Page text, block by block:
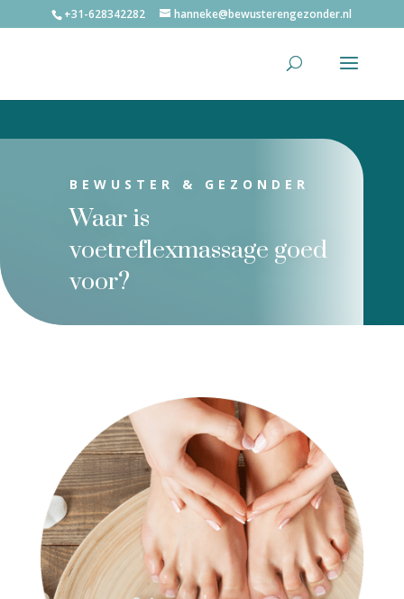
+31-628342282 hanneke@bewusterengezonder.nl
BEWUSTER & GEZONDER
Waar is
voetreflexmassage goed
voor?